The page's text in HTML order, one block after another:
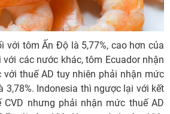
với tôm Ấn Độ là 5,77%, cao hơn của
các nước khác, tôm Ecuador nhận
thuế AD tuy nhiên phải nhận mức
3,78%. Indonesia thì ngược lại với kết
nhưng phải nhận mức thuế AD